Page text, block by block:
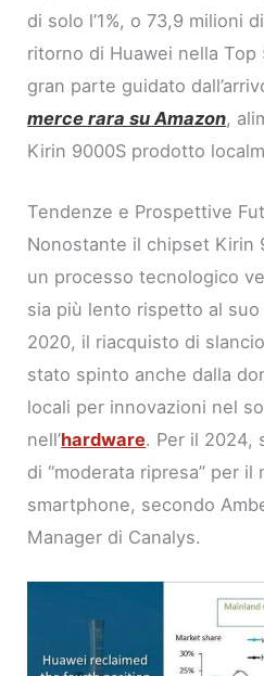
di solo l’1%, o 73,9 milioni
ritorno di Huawei nella
gran parte guidato
merce rara su Amazon,
Kirin 9000S prodotto
Tendenze e Prospettive
Nonostante il chipset Kirin
un processo tecnologico
sia più lento rispetto al
2020, il riacquisto di
stato spinto anche dalla
locali per innovazioni nel
nell’hardware. Per il 2024,
di “moderata ripresa” per il
smartphone, secondo
Manager di Canalys.